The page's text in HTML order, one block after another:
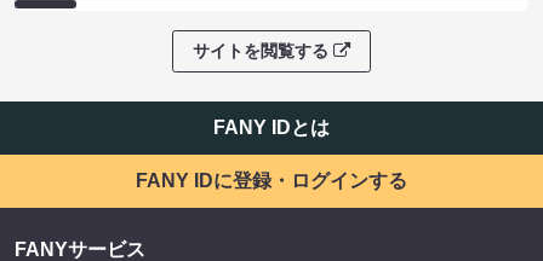
サイトを閲覧する
FANY IDとは
FANY IDに登録・ログインする
FANYサービス